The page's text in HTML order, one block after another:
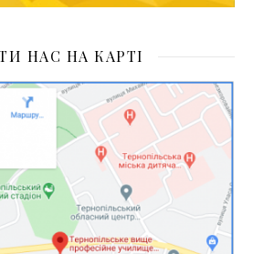
НАС НА КАРТІ